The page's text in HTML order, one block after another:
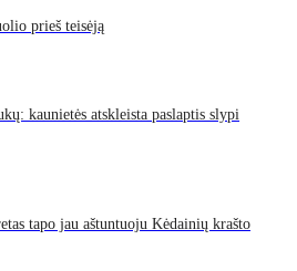
prieš teisėją
kaunietės atskleista paslaptis slypi
tapo jau aštuntuoju Kėdainių krašto